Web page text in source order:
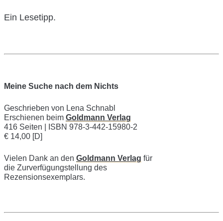
Ein Lesetipp.
Meine Suche nach dem Nichts
Geschrieben von Lena Schnabl
Erschienen beim Goldmann Verlag
416 Seiten | ISBN 978-3-442-15980-2
€ 14,00 [D]
Vielen Dank an den Goldmann Verlag für
die Zur­ver­fü­gung­stel­lung des
Rezensionsexemplars.